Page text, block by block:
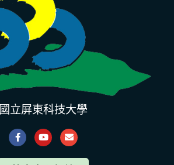
國立屏東科技大學